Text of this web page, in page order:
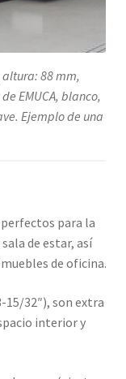
88 mm,
EMUCA, blanco,
Ejemplo de una
perfectos para la
de estar, así
de oficina.
15/32″), son extra
interior y